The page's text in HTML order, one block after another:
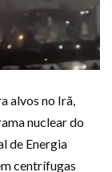
alvos no Irã,
nuclear do
de Energia
centrífugas